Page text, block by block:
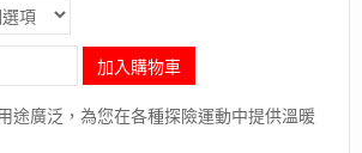
加入購物車
途廣泛，為您在各種探險運動中提供溫暖